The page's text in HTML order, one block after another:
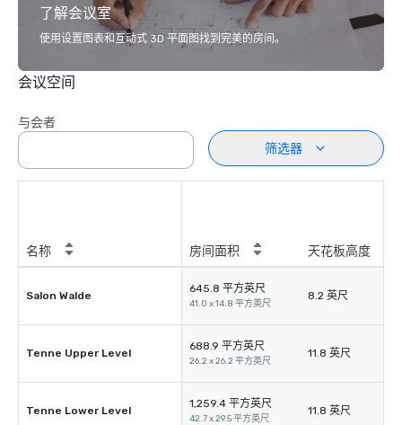
了解会议室
使用设置图表和互动式 3D 平面图找到完美的房间。
会议空间
与会者
筛选器
名称 房间面积 天花板高度
Salon Walde
645.8 平方英尺
41.0 x 14.8 平方英尺
8.2 英尺
Tenne Upper Level
688.9 平方英尺
26.2 x 26.2 平方英尺
11.8 英尺
Tenne Lower Level
1,259.4 平方英尺
42.7 x 29.5 平方英尺
11.8 英尺